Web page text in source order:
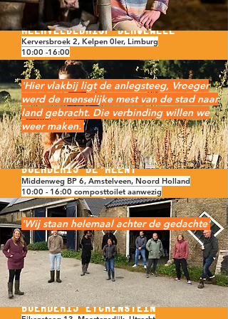
Thieu Bongers
Melkveebedrijf bergewell
Kerversbroek 2, Kelpen 0ler, Limburg
10:00 -16:00
Marten
Boerderij de Meent
Middenweg BP 6, Amstelveen, Noord Holland
10:00 - 16:00 composttoilet aanwezig
'Hier vlakbij ligt de anlegsteeg, Vroeger
werd de menselijke mest van de stad naar
land gebracht. Die verbinding willen we
weer maken.'
Josephine Schuurman
Boerderij Eyckenstein
'Wij staan helemaal achter de gedachte'